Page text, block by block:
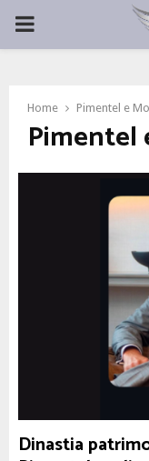
PRIMARY
Home Pimentel e
Pimentel
Dinastia